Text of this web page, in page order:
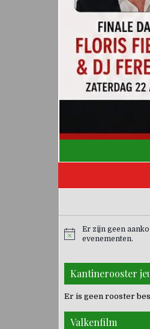
Er zijn geen
evenementen.
Kantinerooster
Er is geen rooster
Valkenfilm